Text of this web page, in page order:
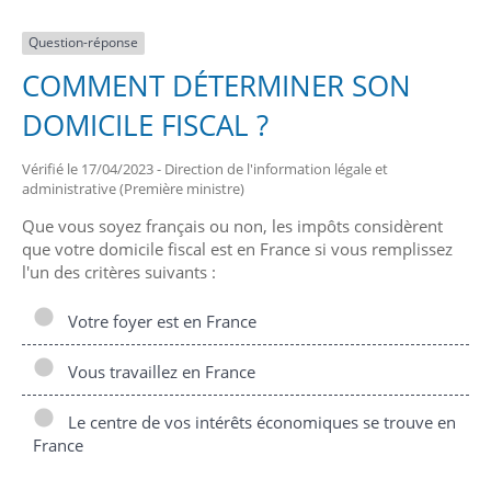
Question-réponse
COMMENT DÉTERMINER SON
DOMICILE FISCAL ?
Vérifié le 17/04/2023 - Direction de l'information légale et
administrative (Première ministre)
Que vous soyez français ou non, les impôts considèrent
que votre domicile fiscal est en France si vous remplissez
l'un des critères suivants :
Votre foyer est en France
Vous travaillez en France
Le centre de vos intérêts économiques se trouve en
France